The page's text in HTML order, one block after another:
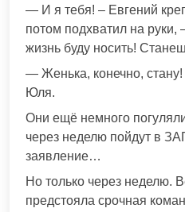
— И я тебя! – Евгений
потом подхватил на руки,
жизнь буду носить!
— Женька, конечно, стану!
Юля.
Они ещё немного
через неделю пойдут в
заявление…
Но только через неделю.
предстояла срочная